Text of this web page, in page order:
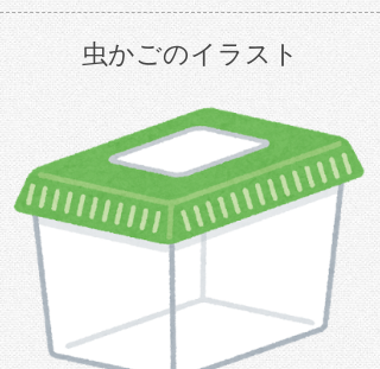
虫かごのイラスト